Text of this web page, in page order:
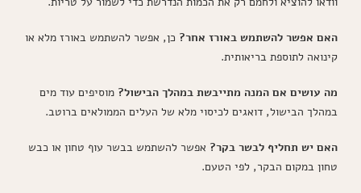
האם אפשר להשתמש באורז אחר? כן, אפשר להשתמש באורז מלא או
קינואה לתוספת בריאותית.
מה עושים אם המנה מתייבשת במהלך הבישול? מוסיפים עוד מים
במהלך הבישול, דואגים לכיסוי מלא של העלים הממולאים ברוטב.
האם יש תחליף לבשר בקר? אפשר להשתמש בבשר עוף טחון או כבש
טחון במקום הבקר, לפי הטעם.